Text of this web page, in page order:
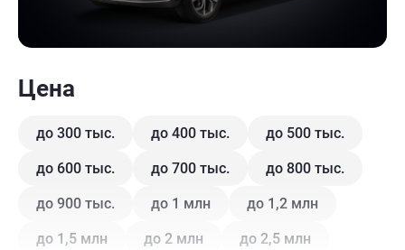
Цена
до 300 тыс. до 400 тыс. до 500 тыс.
до 600 тыс. до 700 тыс. до 800 тыс.
до 900 тыс. до 1 млн до 1,2 млн
до 1,5 млн до 2 млн до 2,5 млн